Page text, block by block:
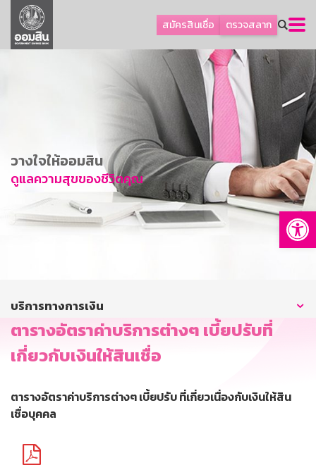
สมัครสินเชื่อ ตรวจสลาก
ลูกค้าธุรกิจ
ลูกค้าผู้ประกอบรายย่อย
การพัฒนาที่ยั่งยืน
ข่าวสาร
บริการทางการเงิน
อื่นๆ
วางใจให้ออมสิน
ดูแลความสุขของชีวิตคุณ
บริการทางการเงิน
ตารางอัตราค่าบริการต่างๆ เบี้ยปรับที่
เกี่ยวกับเงินให้สินเชื่อ
ตารางอัตราค่าบริการต่างๆ เบี้ยปรับ ที่เกี่ยวเนื่องกับเงินให้สิน
เชื่อบุคคล